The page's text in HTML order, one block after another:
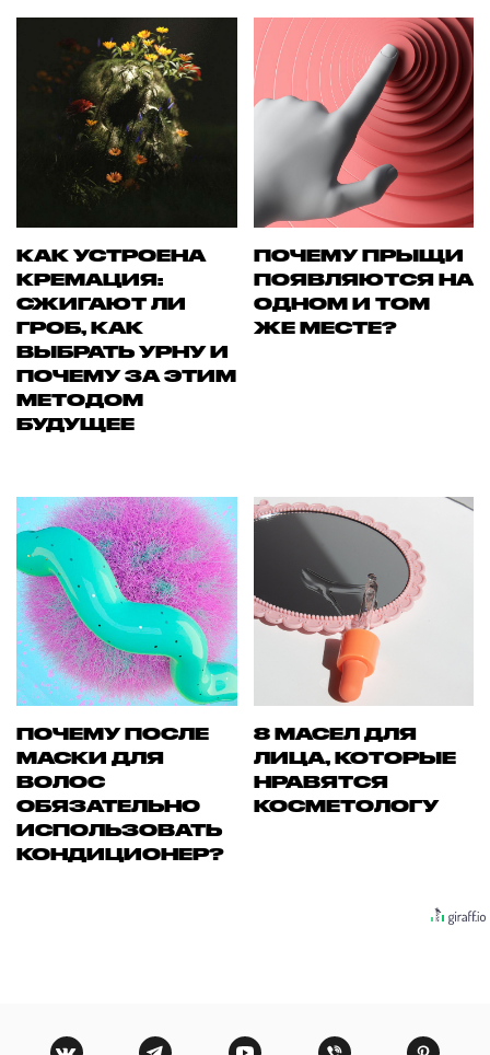
КАК УСТРОЕНА
КРЕМАЦИЯ:
СЖИГАЮТ ЛИ
ГРОБ, КАК
ВЫБРАТЬ УРНУ И
ПОЧЕМУ ЗА ЭТИМ
МЕТОДОМ
БУДУЩЕЕ
ПОЧЕМУ ПРЫЩИ
ПОЯВЛЯЮТСЯ НА
ОДНОМ И ТОМ
ЖЕ МЕСТЕ?
ПОЧЕМУ ПОСЛЕ
МАСКИ ДЛЯ
ВОЛОС
ОБЯЗАТЕЛЬНО
ИСПОЛЬЗОВАТЬ
КОНДИЦИОНЕР?
8 МАСЕЛ ДЛЯ
ЛИЦА, КОТОРЫЕ
НРАВЯТСЯ
КОСМЕТОЛОГУ